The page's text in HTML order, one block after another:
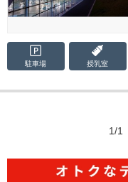
駐車場 授乳室
1/1